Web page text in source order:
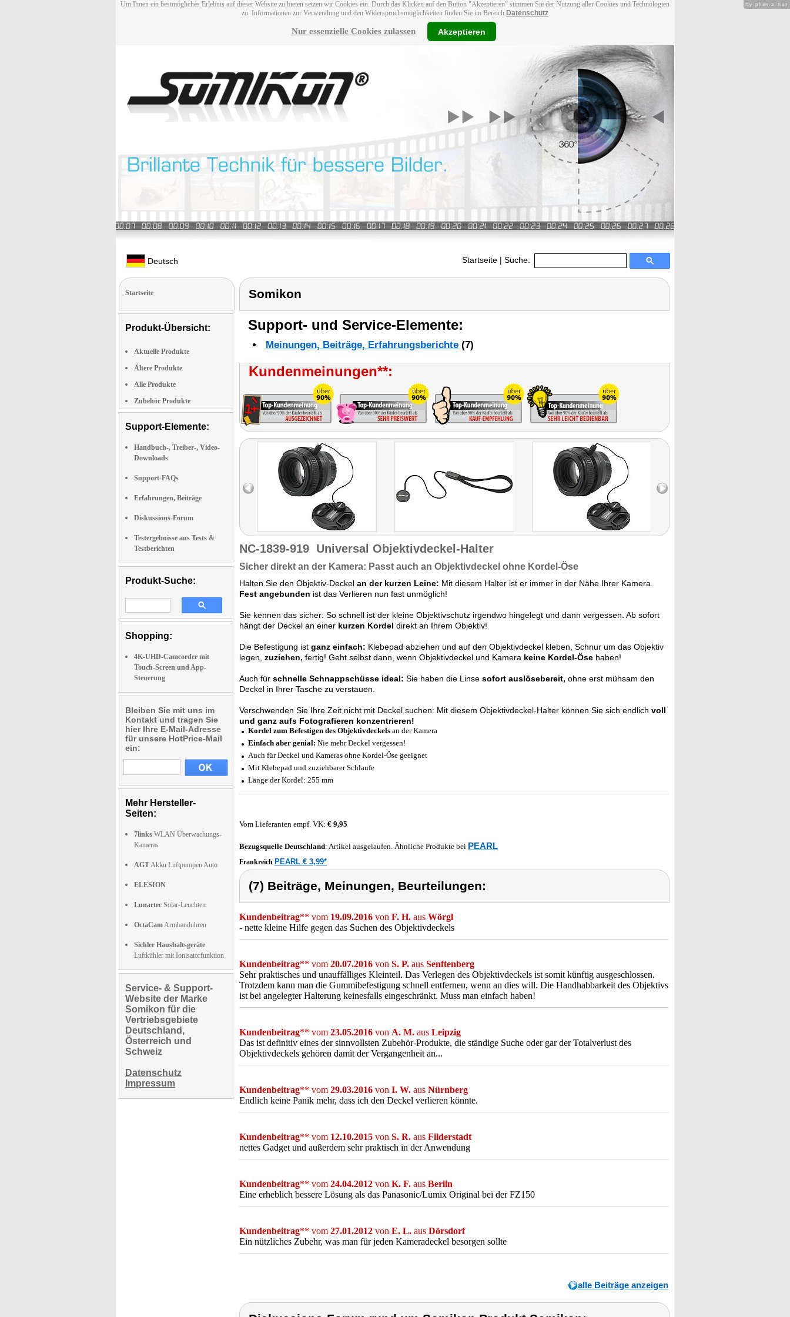
Um Ihnen ein bestmögliches Erlebnis auf dieser Website zu bieten setzen wir Cookies ein. Durch das Klicken auf den Button "Akzeptieren" stimmen Sie der Nutzung aller Cookies und Technologien
zu. Informationen zur Verwendung und den Widerspruchsmöglichkeiten finden Sie im Bereich Datenschutz
Nur essenzielle Cookies zulassen Akzeptieren
Deutsch Startseite | Suche:
Startseite
Produkt-Übersicht:
Aktuelle Produkte
Ältere Produkte
Alle Produkte
Zubehör Produkte
Support-Elemente:
Handbuch-, Treiber-, Video-
Downloads
Support-FAQs
Erfahrungen, Beiträge
Diskussions-Forum
Testergebnisse aus Tests &
Testberichten
Produkt-Suche:
Shopping:
4K-UHD-Camcorder mit
Touch-Screen und App-
Steuerung
Bleiben Sie mit uns im
Kontakt und tragen Sie
hier Ihre E-Mail-Adresse
für unsere HotPrice-Mail
ein:
Mehr Hersteller-
Seiten:
7links WLAN Überwachungs-
Kameras
AGTAkku Luftpumpen Auto
ELESION
Lunartec Solar-Leuchten
OctaCamArmbanduhren
Sichler Haushaltsgeräte
Luftkühler mit Ionisatorfunktion
Service- & Support-
Website der Marke
Somikon für die
Vertriebsgebiete
Deutschland,
Österreich und
Schweiz
Datenschutz
Impressum
Somikon
Support- und Service-Elemente:
Meinungen, Beiträge, Erfahrungsberichte (7)
Kundenmeinungen**:
NC-1839-919 Universal Objektivdeckel-Halter
Sicher direkt an der Kamera: Passt auch an Objektivdeckel ohne Kordel-Öse
Halten Sie den Objektiv-Deckel an der kurzen Leine: Mit diesem Halter ist er immer in der Nähe Ihrer Kamera.
Fest angebunden ist das Verlieren nun fast unmöglich!
Sie kennen das sicher: So schnell ist der kleine Objektivschutz irgendwo hingelegt und dann vergessen. Ab sofort
hängt der Deckel an einer kurzen Kordel direkt an Ihrem Objektiv!
Die Befestigung ist ganz einfach: Klebepad abziehen und auf den Objektivdeckel kleben, Schnur um das Objektiv
legen, zuziehen, fertig! Geht selbst dann, wenn Objektivdeckel und Kamera keine Kordel-Öse haben!
Auch für schnelle Schnappschüsse ideal: Sie haben die Linse sofort auslösebereit, ohne erst mühsam den
Deckel in Ihrer Tasche zu verstauen.
Verschwenden Sie Ihre Zeit nicht mit Deckel suchen: Mit diesem Objektivdeckel-Halter können Sie sich endlich voll
und ganz aufs Fotografieren konzentrieren!
Kordel zum Befestigen des Objektivdeckels an der Kamera
Einfach aber genial: Nie mehr Deckel vergessen!
Auch für Deckel und Kameras ohne Kordel-Öse geeignet
Mit Klebepad und zuziehbarer Schlaufe
Länge der Kordel: 255 mm
Vom Lieferanten empf. VK: € 9,95
Bezugsquelle Deutschland: Artikel ausgelaufen. Ähnliche Produkte bei PEARL
Frankreich PEARL € 3,99*
(7) Beiträge, Meinungen, Beurteilungen:
Kundenbeitrag** vom 19.09.2016 von F. H. aus Wörgl
- nette kleine Hilfe gegen das Suchen des Objektivdeckels
Kundenbeitrag** vom 20.07.2016 von S. P. aus Senftenberg
Sehr praktisches und unauffälliges Kleinteil. Das Verlegen des Objektivdeckels ist somit künftig ausgeschlossen.
Trotzdem kann man die Gummibefestigung schnell entfernen, wenn an dies will. Die Handhabbarkeit des Objektivs
ist bei angelegter Halterung keinesfalls eingeschränkt. Muss man einfach haben!
Kundenbeitrag** vom 23.05.2016 von A. M. aus Leipzig
Das ist definitiv eines der sinnvollsten Zubehör-Produkte, die ständige Suche oder gar der Totalverlust des
Objektivdeckels gehören damit der Vergangenheit an...
Kundenbeitrag** vom 29.03.2016 von I. W. aus Nürnberg
Endlich keine Panik mehr, dass ich den Deckel verlieren könnte.
Kundenbeitrag** vom 12.10.2015 von S. R. aus Filderstadt
nettes Gadget und außerdem sehr praktisch in der Anwendung
Kundenbeitrag** vom 24.04.2012 von K. F. aus Berlin
Eine erheblich bessere Lösung als das Panasonic/Lumix Original bei der FZ150
Kundenbeitrag** vom 27.01.2012 von E. L. aus Dörsdorf
Ein nützliches Zubehr, was man für jeden Kameradeckel besorgen sollte
alle Beiträge anzeigen
Hy-phen-a-tion